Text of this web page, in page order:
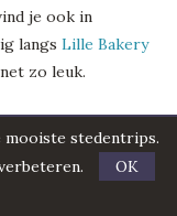
je ook in
langs Lille Bakery
zo leuk.
stedentrips.
OK